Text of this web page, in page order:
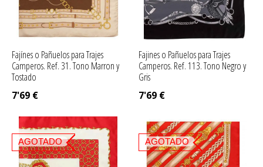
Fajínes o Pañuelos para Trajes
Camperos. Ref. 31. Tono Marron y
Tostado
7'69 €
Fajines o Pañuelos para Trajes
Camperos. Ref. 113. Tono Negro y
Gris
7'69 €
AGOTADO AGOTADO